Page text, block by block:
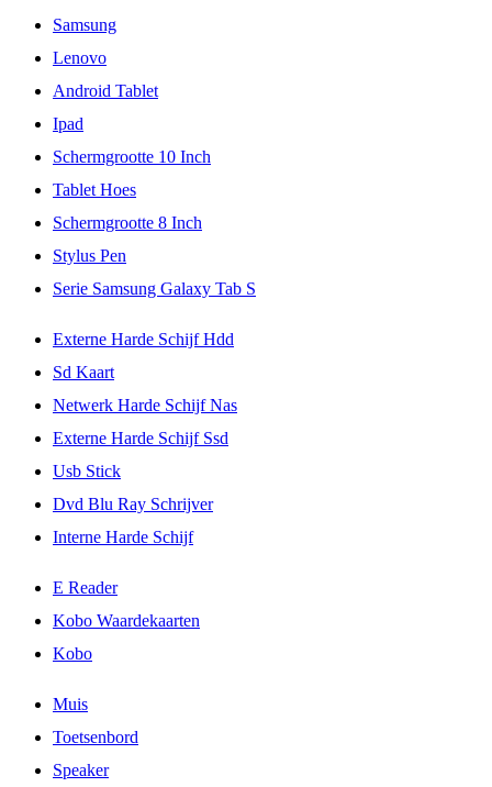
Samsung
Lenovo
Android Tablet
Ipad
Schermgrootte 10 Inch
Tablet Hoes
Schermgrootte 8 Inch
Stylus Pen
Serie Samsung Galaxy Tab S
Externe Harde Schijf Hdd
Sd Kaart
Netwerk Harde Schijf Nas
Externe Harde Schijf Ssd
Usb Stick
Dvd Blu Ray Schrijver
Interne Harde Schijf
E Reader
Kobo Waardekaarten
Kobo
Muis
Toetsenbord
Speaker